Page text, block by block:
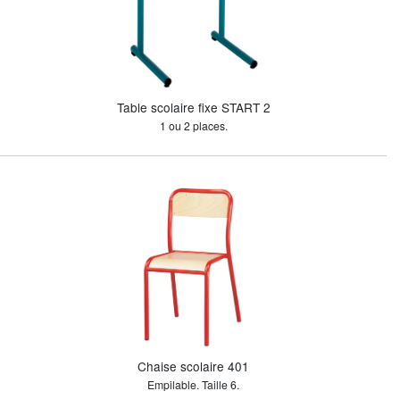
Table scolaire fixe START 2
1 ou 2 places.
Chaise scolaire 401
Empilable. Taille 6.